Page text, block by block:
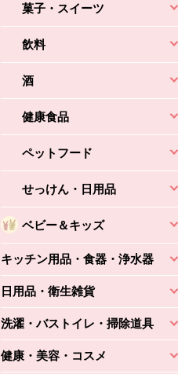
菓子・スイーツ
飲料
酒
健康食品
ペットフード
せっけん・日用品
ベビー＆キッズ
キッチン用品・食器・浄水器
日用品・衛生雑貨
洗濯・バストイレ・掃除道具
健康・美容・コスメ